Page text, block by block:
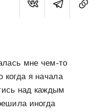
мне чем-то
я начала
над каждым
иногда